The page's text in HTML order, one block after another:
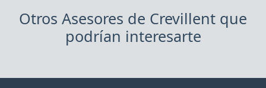
Otros Asesores de Crevillent que
podrían interesarte